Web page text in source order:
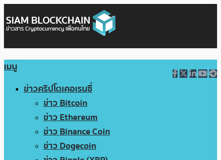
เมนู
ข่าวคริปโตเคอเรนซี่
ข่าว Bitcoin
ข่าว Ethereum
ข่าว Binance Coin
ข่าว Dogecoin